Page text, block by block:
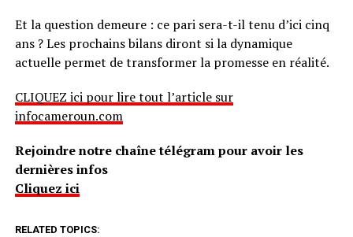
Et la question demeure : ce pari sera-t-il tenu d’ici cinq
ans ? Les prochains bilans diront si la dynamique
actuelle permet de transformer la promesse en réalité.
CLIQUEZ ici pour lire tout l’article sur
infocameroun.com
Rejoindre notre chaîne télégram pour avoir les
dernières infos
Cliquez ici
RELATED TOPICS: